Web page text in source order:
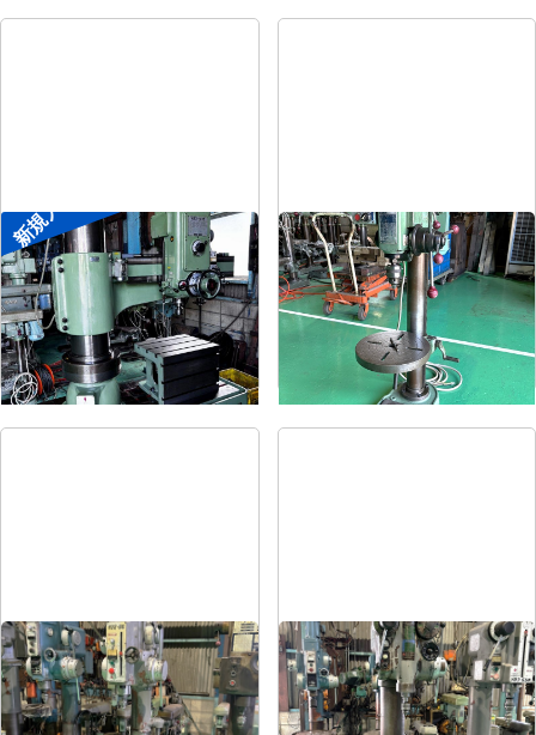
新規入荷
ラジアルボール盤
メーカー 森精機
形 式 YR3-115
年 式-
卓上ボール盤
メーカー 吉良
形 式KRT-340
式-
直立ボール盤
メーカー 吉田
直立ボール盤
メーカー 吉田